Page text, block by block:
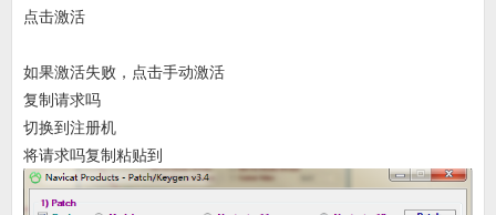
点击激活
如果激活失败，点击手动激活
复制请求吗
切换到注册机
将请求吗复制粘贴到